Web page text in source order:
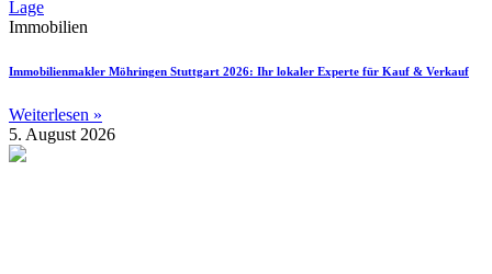
Immobilien
Immobilienmakler Möhringen Stuttgart 2026: Ihr lokaler Experte für Kauf & Verkauf
Weiterlesen »
5. August 2026